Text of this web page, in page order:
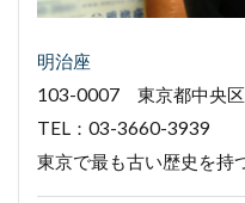
明治座
103-0007 東京都中央区
TEL：03-3660-3939
東京で最も古い歴史を持